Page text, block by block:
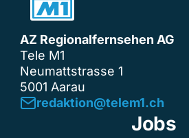
AZ Regionalfernsehen AG
Tele M1
Neumattstrasse 1
5001 Aarau
redaktion@telem1.ch
Jobs